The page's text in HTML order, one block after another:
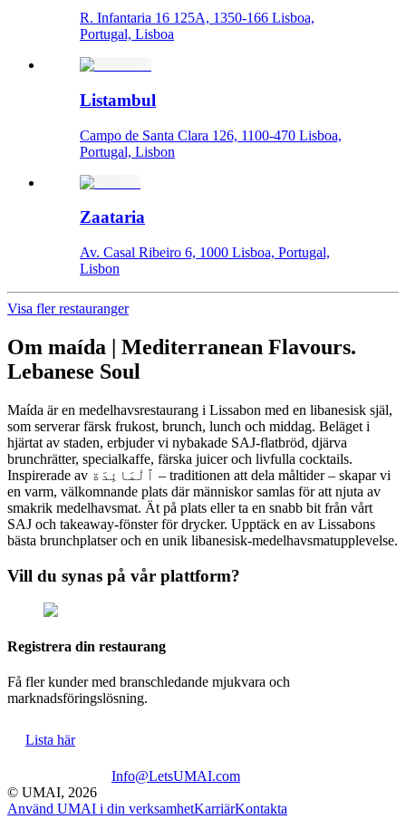
R. Infantaria 16 125A, 1350-166 Lisboa,
Portugal, Lisboa
Listambul
Campo de Santa Clara 126, 1100-470 Lisboa,
Portugal, Lisbon
Zaataria
Av. Casal Ribeiro 6, 1000 Lisboa, Portugal,
Lisbon
Visa fler restauranger
Om maída | Mediterranean Flavours.
Lebanese Soul
Maída är en medelhavsrestaurang i Lissabon med en libanesisk själ,
som serverar färsk frukost, brunch, lunch och middag. Beläget i
hjärtat av staden, erbjuder vi nybakade SAJ-flatbröd, djärva
brunchrätter, specialkaffe, färska juicer och livfulla cocktails.
Inspirerade av ٱلْمَائِدَة – traditionen att dela måltider – skapar vi
en varm, välkomnande plats där människor samlas för att njuta av
smakrik medelhavsmat. Ät på plats eller ta en snabb bit från vårt
SAJ och takeaway-fönster för drycker. Upptäck en av Lissabons
bästa brunchplatser och en unik libanesisk-medelhavsmatupplevelse.
Vill du synas på vår plattform?
Registrera din restaurang
Få fler kunder med branschledande mjukvara och
marknadsföringslösning.
Lista här
Info@LetsUMAI.com
© UMAI, 2026
Använd UMAI i din verksamhetKarriärKontakta